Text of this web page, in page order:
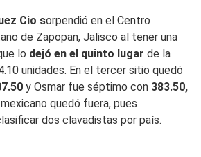
Cio sorpendió en el Centro
de Zapopan, Jalisco al tener una
lo dejó en el quinto lugar de la
unidades. En el tercer sitio quedó
y Osmar fue séptimo con 383.50,
quedó fuera, pues
dos clavadistas por país.